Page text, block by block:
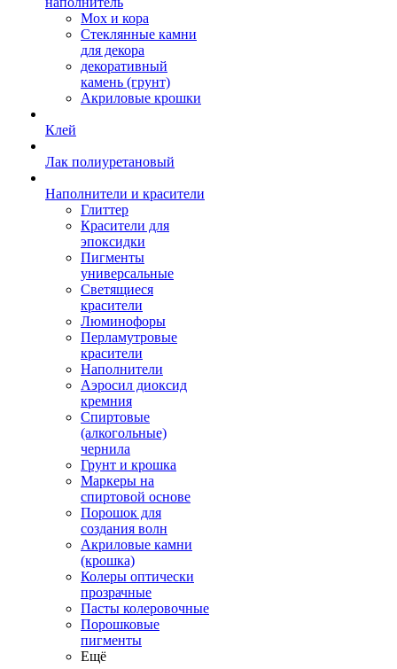
Мох и кора
Стеклянные камни
для декора
декоративный
камень (грунт)
Акриловые крошки
Клей
Лак полиуретановый
Наполнители и красители
Глиттер
Красители для
эпоксидки
Пигменты
универсальные
Светящиеся
красители
Люминофоры
Перламутровые
красители
Наполнители
Аэросил диоксид
кремния
Спиртовые
(алкогольные)
чернила
Грунт и крошка
Маркеры на
спиртовой основе
Порошок для
создания волн
Акриловые камни
(крошка)
Колеры оптически
прозрачные
Пасты колеровочные
Порошковые
пигменты
Ещё